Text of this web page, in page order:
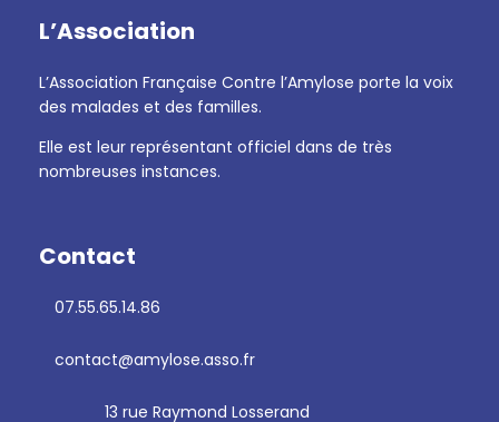
L’Association
L’Association Française Contre l’Amylose porte la voix
des malades et des familles.
Elle est leur représentant officiel dans de très
nombreuses instances.
Contact
07.55.65.14.86
contact@amylose.asso.fr
13 rue Raymond Losserand